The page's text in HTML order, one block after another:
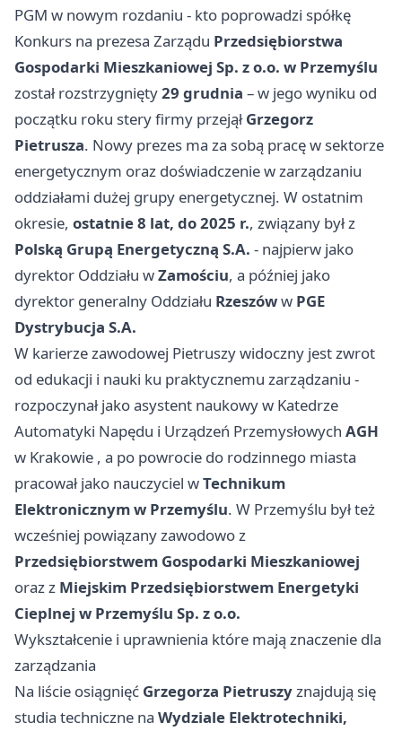
PGM w nowym rozdaniu - kto poprowadzi spółkę
Konkurs na prezesa Zarządu Przedsiębiorstwa
Gospodarki Mieszkaniowej Sp. z o.o. w Przemyślu
został rozstrzygnięty29 grudnia – w jego wyniku od
początku roku stery firmy przejąłGrzegorz
Pietrusza. Nowy prezes ma za sobą pracę w sektorze
energetycznym oraz doświadczenie w zarządzaniu
oddziałami dużej grupy energetycznej. W ostatnim
okresie, ostatnie 8 lat, do 2025 r., związany był z
Polską Grupą Energetyczną S.A. - najpierw jako
dyrektor Oddziału wZamościu, a później jako
dyrektor generalny Oddziału Rzeszóww PGE
Dystrybucja S.A.
W karierze zawodowej Pietruszy widoczny jest zwrot
od edukacji i nauki ku praktycznemu zarządzaniu -
rozpoczynał jako asystent naukowy w Katedrze
Automatyki Napędu i Urządzeń Przemysłowych AGH
w Krakowie , a po powrocie do rodzinnego miasta
pracował jako nauczyciel wTechnikum
Elektronicznym w Przemyślu. W Przemyślu był też
wcześniej powiązany zawodowo z
Przedsiębiorstwem Gospodarki Mieszkaniowej
oraz z Miejskim Przedsiębiorstwem Energetyki
Cieplnej w Przemyślu Sp. z o.o.
Wykształcenie i uprawnienia które mają znaczenie dla
zarządzania
Na liście osiągnięć Grzegorza Pietruszyznajdują się
studia techniczne na Wydziale Elektrotechniki,